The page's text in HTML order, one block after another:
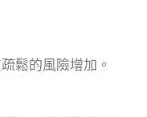
鬆的風險增加。